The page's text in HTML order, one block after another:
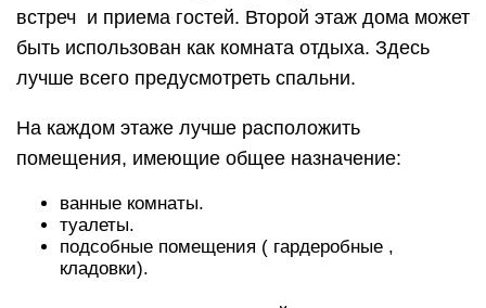
встреч и приема гостей. Второй этаж дома может
быть использован как комната отдыха. Здесь
лучше всего предусмотреть спальни.
На каждом этаже лучше расположить
помещения, имеющие общее назначение:
ванные комнаты.
туалеты.
подсобные помещения ( гардеробные ,
кладовки).